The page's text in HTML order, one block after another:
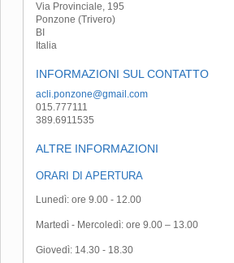
Via Provinciale, 195
Ponzone (Trivero)
BI
Italia
INFORMAZIONI SUL CONTATTO
acli.ponzone@gmail.com
015.777111
389.6911535
ALTRE INFORMAZIONI
ORARI DI APERTURA
Lunedì: ore 9.00 - 12.00
Martedì - Mercoledì: ore 9.00 – 13.00
Giovedì: 14.30 - 18.30